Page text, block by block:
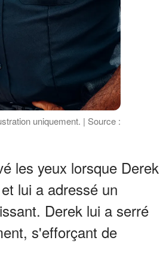
uniquement. | Source :
les yeux lorsque Derek
lui a adressé un
Derek lui a serré
s'efforçant de